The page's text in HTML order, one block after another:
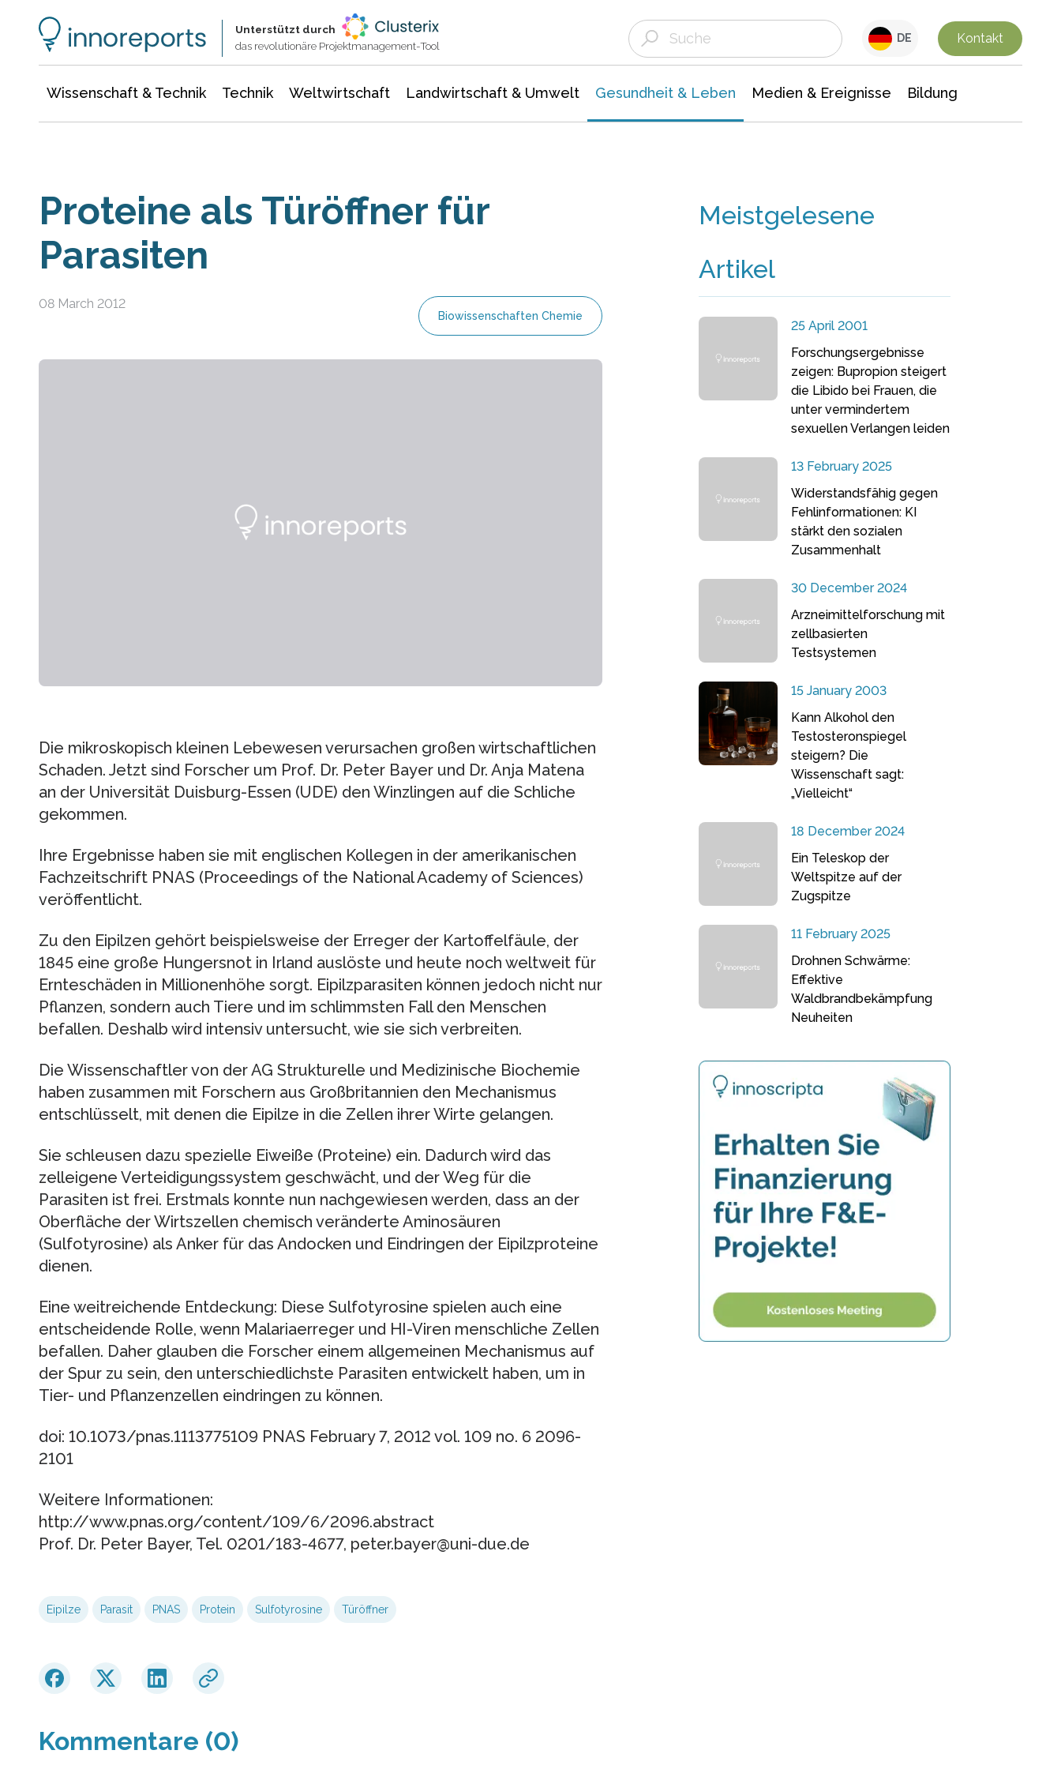
Unterstützt durch
das revolutionäre Projektmanagement-Tool
DE Kontakt
Wissenschaft & Technik Technik Weltwirtschaft Landwirtschaft & Umwelt Gesundheit & Leben Medien & Ereignisse Bildung
Proteine als Türöffner für
Parasiten
08 March 2012
Biowissenschaften Chemie
Die mikroskopisch kleinen Lebewesen verursachen großen wirtschaftlichen
Schaden. Jetzt sind Forscher um Prof. Dr. Peter Bayer und Dr. Anja Matena
an der Universität Duisburg-Essen (UDE) den Winzlingen auf die Schliche
gekommen.
Ihre Ergebnisse haben sie mit englischen Kollegen in der amerikanischen
Fachzeitschrift PNAS (Proceedings of the National Academy of Sciences)
veröffentlicht.
Zu den Eipilzen gehört beispielsweise der Erreger der Kartoffelfäule, der
1845 eine große Hungersnot in Irland auslöste und heute noch weltweit für
Ernteschäden in Millionenhöhe sorgt. Eipilzparasiten können jedoch nicht nur
Pflanzen, sondern auch Tiere und im schlimmsten Fall den Menschen
befallen. Deshalb wird intensiv untersucht, wie sie sich verbreiten.
Die Wissenschaftler von der AG Strukturelle und Medizinische Biochemie
haben zusammen mit Forschern aus Großbritannien den Mechanismus
entschlüsselt, mit denen die Eipilze in die Zellen ihrer Wirte gelangen.
Sie schleusen dazu spezielle Eiweiße (Proteine) ein. Dadurch wird das
zelleigene Verteidigungssystem geschwächt, und der Weg für die
Parasiten ist frei. Erstmals konnte nun nachgewiesen werden, dass an der
Oberfläche der Wirtszellen chemisch veränderte Aminosäuren
(Sulfotyrosine) als Anker für das Andocken und Eindringen der Eipilzproteine
dienen.
Eine weitreichende Entdeckung: Diese Sulfotyrosine spielen auch eine
entscheidende Rolle, wenn Malariaerreger und HI-Viren menschliche Zellen
befallen. Daher glauben die Forscher einem allgemeinen Mechanismus auf
der Spur zu sein, den unterschiedlichste Parasiten entwickelt haben, um in
Tier- und Pflanzenzellen eindringen zu können.
doi: 10.1073/pnas.1113775109 PNAS February 7, 2012 vol. 109 no. 6 2096-
2101
Weitere Informationen:
http://www.pnas.org/content/109/6/2096.abstract
Prof. Dr. Peter Bayer, Tel. 0201/183-4677, peter.bayer@uni-due.de
Eipilze Parasit PNAS Protein Sulfotyrosine Türöffner
Kommentare (0)
Meistgelesene
Artikel
25 April 2001
Forschungsergebnisse
zeigen: Bupropion steigert
die Libido bei Frauen, die
unter vermindertem
sexuellen Verlangen leiden
13 February 2025
Widerstandsfähig gegen
Fehlinformationen: KI
stärkt den sozialen
Zusammenhalt
30 December 2024
Arzneimittelforschung mit
zellbasierten
Testsystemen
15 January 2003
Kann Alkohol den
Testosteronspiegel
steigern? Die
Wissenschaft sagt:
„Vielleicht“
18 December 2024
Ein Teleskop der
Weltspitze auf der
Zugspitze
11 February 2025
Drohnen Schwärme:
Effektive
Waldbrandbekämpfung
Neuheiten